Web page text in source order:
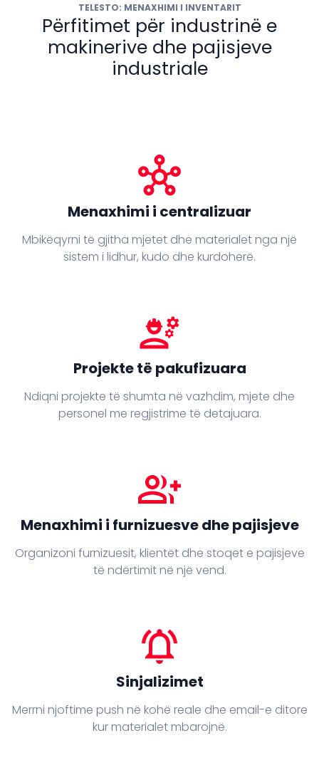
TELESTO: MENAXHIMI I INVENTARIT
Përfitimet për industrinë e
makinerive dhe pajisjeve
industriale
hub
Menaxhimi i centralizuar
Mbikëqyrni të gjitha mjetet dhe materialet nga një
sistem i lidhur, kudo dhe kurdoherë.
engineering
Projekte të pakufizuara
Ndiqni projekte të shumta në vazhdim, mjete dhe
personel me regjistrime të detajuara.
group_add
Menaxhimi i furnizuesve dhe pajisjeve
Organizoni furnizuesit, klientët dhe stoqet e pajisjeve
të ndërtimit në një vend.
notifications_active
Sinjalizimet
Merrni njoftime push në kohë reale dhe email-e ditore
kur materialet mbarojnë.